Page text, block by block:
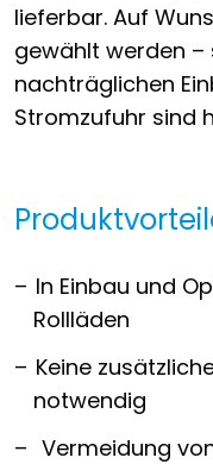
lieferbar. Auf
gewählt werden –
nachträglichen
Stromzufuhr sind
In Einbau und
Rollläden
Keine
notwendig
Vermeidung